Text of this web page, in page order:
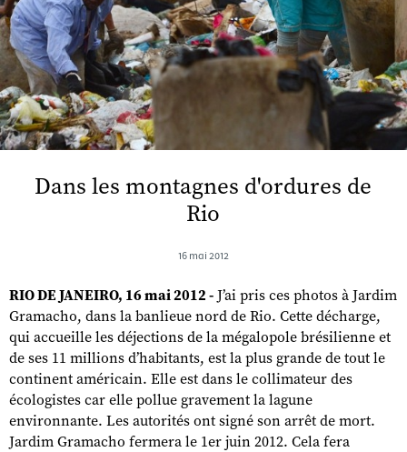
Dans les montagnes d'ordures de
Rio
16 mai 2012
RIO DE JANEIRO, 16 mai 2012 - J’ai pris ces photos à Jardim
Gramacho, dans la banlieue nord de Rio. Cette décharge,
qui accueille les déjections de la mégalopole brésilienne et
de ses 11 millions d’habitants, est la plus grande de tout le
continent américain. Elle est dans le collimateur des
écologistes car elle pollue gravement la lagune
environnante. Les autorités ont signé son arrêt de mort.
Jardim Gramacho fermera le 1er juin 2012. Cela fera